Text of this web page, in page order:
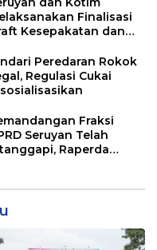
Finalisasi
Kesepakatan dan
Peredaran Rokok
Regulasi Cukai
Fraksi
Seruyan Telah
Raperda